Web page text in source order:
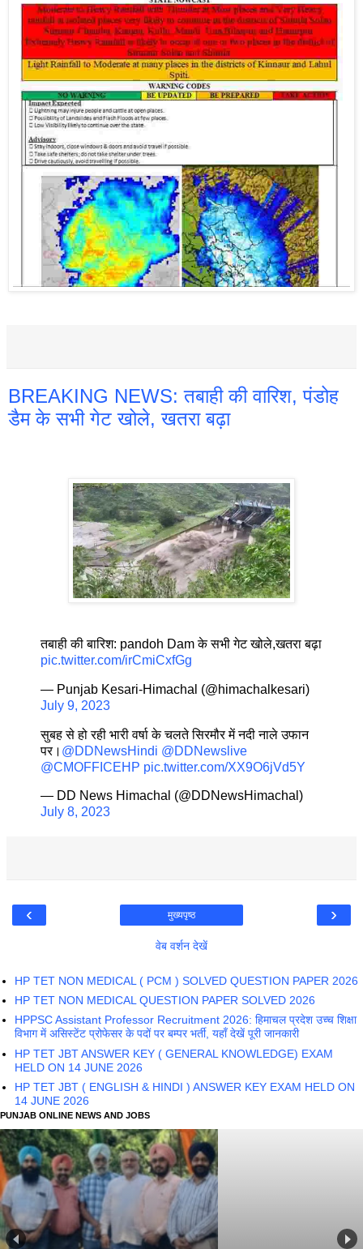
BREAKING NEWS: तबाही की वारिश, पंडोह
डैम के सभी गेट खोले, खतरा बढ़ा
तबाही की बारिश: pandoh Dam के सभी गेट खोले,खतरा बढ़ा
pic.twitter.com/irCmiCxfGg
— Punjab Kesari-Himachal (@himachalkesari)
July 9, 2023
सुबह से हो रही भारी वर्षा के चलते सिरमौर में नदी नाले उफान
पर। @DDNewsHindi @DDNewslive
@CMOFFICEHP pic.twitter.com/XX9O6jVd5Y
— DD News Himachal (@DDNewsHimachal)
July 8, 2023
‹ ›
मुख्यपृष्ठ
वेब वर्शन देखें
HP TET NON MEDICAL ( PCM ) SOLVED QUESTION PAPER 2026
HP TET NON MEDICAL QUESTION PAPER SOLVED 2026
HPPSC Assistant Professor Recruitment 2026: हिमाचल प्रदेश उच्च शिक्षा
विभाग में असिस्टेंट प्रोफेसर के पदों पर बम्पर भर्ती, यहाँ देखें पूरी जानकारी
HP TET JBT ANSWER KEY ( GENERAL KNOWLEDGE) EXAM
HELD ON 14 JUNE 2026
HP TET JBT ( ENGLISH & HINDI ) ANSWER KEY EXAM HELD ON
14 JUNE 2026
PUNJAB ONLINE NEWS AND JOBS